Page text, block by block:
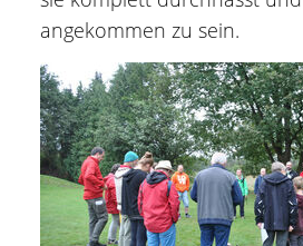
angekommen zu sein.